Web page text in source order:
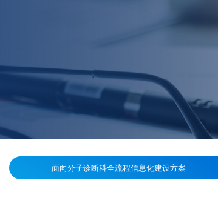
面向分子诊断科全流程信息化建设方案